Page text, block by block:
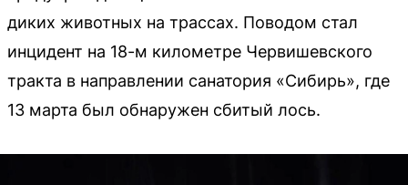
диких животных на трассах. Поводом стал
инцидент на 18-м километре Червишевского
тракта в направлении санатория «Сибирь», где
13 марта был обнаружен сбитый лось.